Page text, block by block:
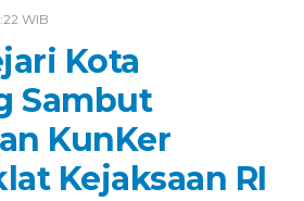
WIB
Kota
Sambut
KunKer
Kejaksaan RI